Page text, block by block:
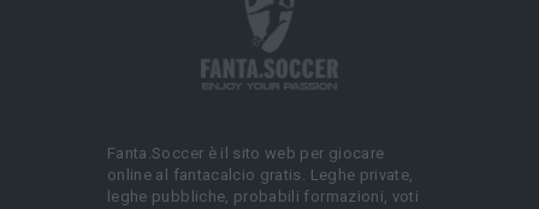
Fanta.Soccer è il sito web per giocare
online al fantacalcio gratis. Leghe private,
leghe pubbliche, probabili formazioni, voti